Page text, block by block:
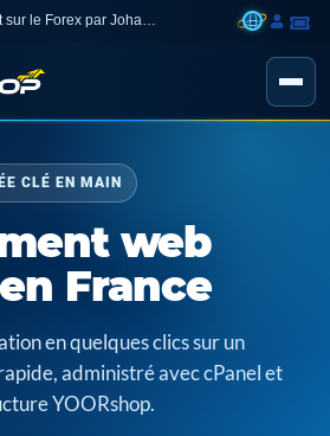
Gestion sous mandat sur le Forex par Johann Carnevali
CLÉ EN MAIN
web
France
en quelques clics sur un
administré avec cPanel et
YOORshop.